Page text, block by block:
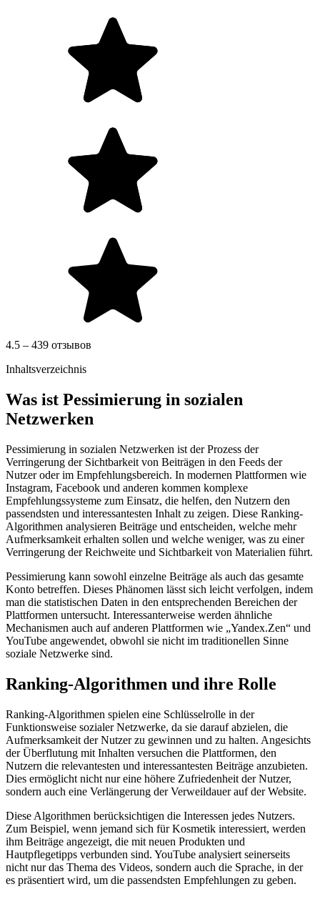
4.5 – 439 отзывов
Inhaltsverzeichnis
Was ist Pessimierung in sozialen
Netzwerken
Pessimierung in sozialen Netzwerken ist der Prozess der
Verringerung der Sichtbarkeit von Beiträgen in den Feeds der
Nutzer oder im Empfehlungsbereich. In modernen Plattformen wie
Instagram, Facebook und anderen kommen komplexe
Empfehlungssysteme zum Einsatz, die helfen, den Nutzern den
passendsten und interessantesten Inhalt zu zeigen. Diese Ranking-
Algorithmen analysieren Beiträge und entscheiden, welche mehr
Aufmerksamkeit erhalten sollen und welche weniger, was zu einer
Verringerung der Reichweite und Sichtbarkeit von Materialien führt.
Pessimierung kann sowohl einzelne Beiträge als auch das gesamte
Konto betreffen. Dieses Phänomen lässt sich leicht verfolgen, indem
man die statistischen Daten in den entsprechenden Bereichen der
Plattformen untersucht. Interessanterweise werden ähnliche
Mechanismen auch auf anderen Plattformen wie „Yandex.Zen“ und
YouTube angewendet, obwohl sie nicht im traditionellen Sinne
soziale Netzwerke sind.
Ranking-Algorithmen und ihre Rolle
Ranking-Algorithmen spielen eine Schlüsselrolle in der
Funktionsweise sozialer Netzwerke, da sie darauf abzielen, die
Aufmerksamkeit der Nutzer zu gewinnen und zu halten. Angesichts
der Überflutung mit Inhalten versuchen die Plattformen, den
Nutzern die relevantesten und interessantesten Beiträge anzubieten.
Dies ermöglicht nicht nur eine höhere Zufriedenheit der Nutzer,
sondern auch eine Verlängerung der Verweildauer auf der Website.
Diese Algorithmen berücksichtigen die Interessen jedes Nutzers.
Zum Beispiel, wenn jemand sich für Kosmetik interessiert, werden
ihm Beiträge angezeigt, die mit neuen Produkten und
Hautpflegetipps verbunden sind. YouTube analysiert seinerseits
nicht nur das Thema des Videos, sondern auch die Sprache, in der
es präsentiert wird, um die passendsten Empfehlungen zu geben.